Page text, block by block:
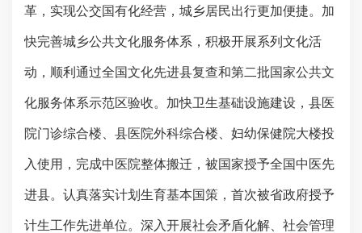
革，实现公交国有化经营，城乡居民出行更加便捷。加
快完善城乡公共文化服务体系，积极开展系列文化活
动，顺利通过全国文化先进县复查和第二批国家公共文
化服务体系示范区验收。加快卫生基础设施建设，县医
院门诊综合楼、县医院外科综合楼、妇幼保健院大楼投
入使用，完成中医院整体搬迁，被国家授予全国中医先
进县。认真落实计划生育基本国策，首次被省政府授予
计生工作先进单位。深入开展社会矛盾化解、社会管理